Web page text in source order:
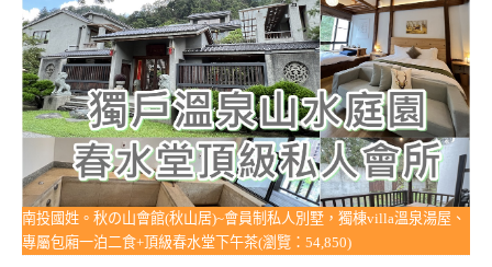
南投國姓。秋の山會館(秋山居)~會員制私人別墅，獨棟villa溫泉湯屋、
專屬包廂一泊二食+頂級春水堂下午茶(瀏覽：54,850)